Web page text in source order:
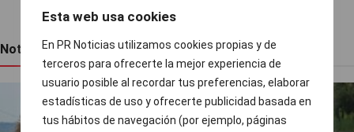
Esta web usa cookies
En PR Noticias utilizamos cookies propias y de
terceros para ofrecerte la mejor experiencia de
usuario posible al recordar tus preferencias, elaborar
estadísticas de uso y ofrecerte publicidad basada en
tus hábitos de navegación (por ejemplo, páginas
Noticias recientes